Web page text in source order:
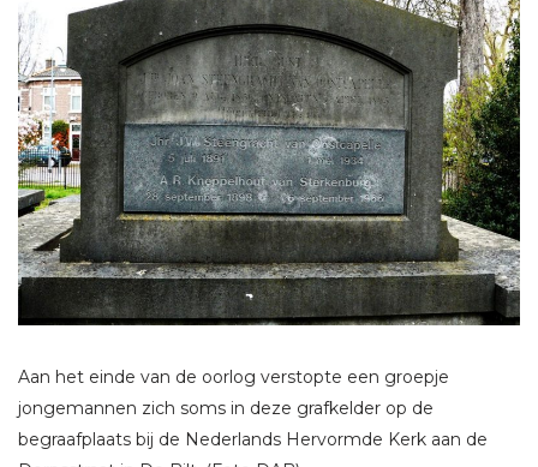
Aan het einde van de oorlog verstopte een groepje
jongemannen zich soms in deze grafkelder op de
begraafplaats bij de Nederlands Hervormde Kerk aan de